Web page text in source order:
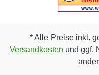
* Alle Preise inkl.
Versandkosten und ggf.